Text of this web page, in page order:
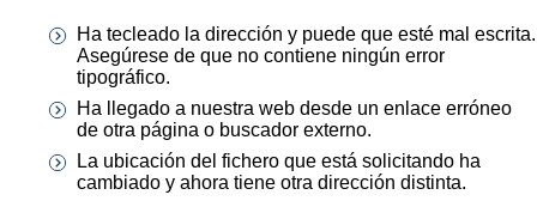
Ha tecleado la dirección y puede que esté mal escrita.
Asegúrese de que no contiene ningún error
tipográfico.
Ha llegado a nuestra web desde un enlace erróneo
de otra página o buscador externo.
La ubicación del fichero que está solicitando ha
cambiado y ahora tiene otra dirección distinta.